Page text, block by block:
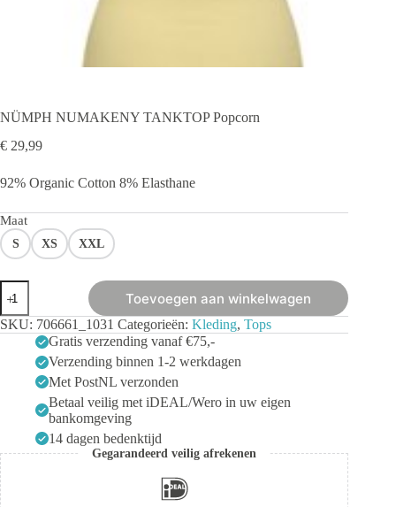
NÜMPH NUMAKENY TANKTOP Popcorn
€ 29,99
92% Organic Cotton 8% Elasthane
Maat
S XS XXL
NÜMPH
NUMAKENY
TANKTOP
Popcorn
Toevoegen aan winkelwagen
SKU: 706661_1031 Categorieën: Kleding, Tops
Gratis verzending vanaf €75,-
Verzending binnen 1-2 werkdagen
Met PostNL verzonden
Betaal veilig met iDEAL/Wero in uw eigen
bankomgeving
14 dagen bedenktijd
Gegarandeerd veilig afrekenen